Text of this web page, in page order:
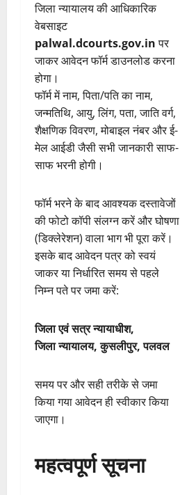
जिला न्यायालय की आधिकारिक
वेबसाइट
palwal.dcourts.gov.inपर
जाकर आवेदन फॉर्म डाउनलोड करना
होगा।
फॉर्म में नाम, पिता/पति का नाम,
जन्मतिथि, आयु, लिंग, पता, जाति वर्ग,
शैक्षणिक विवरण, मोबाइल नंबर और ई-
मेल आईडी जैसी सभी जानकारी साफ-
साफ भरनी होगी।
फॉर्म भरने के बाद आवश्यक दस्तावेजों
की फोटो कॉपी संलग्न करें और घोषणा
(डिक्लेरेशन) वाला भाग भी पूरा करें।
इसके बाद आवेदन पत्र को स्वयं
जाकर या निर्धारित समय से पहले
निम्न पते पर जमा करें:
जिला एवं सत्र न्यायाधीश,
जिला न्यायालय, कुसलीपुर, पलवल
समय पर और सही तरीके से जमा
किया गया आवेदन ही स्वीकार किया
जाएगा।
महत्वपूर्ण सूचना